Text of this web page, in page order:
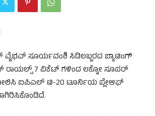
ವೈಭವ್‌ ಸೂರ್ಯವಂಶಿ ಸಿಡಿಲಬ್ಬರದ ಬ್ಯಾಟಿಂಗ್‌
ರಾಯಲ್ಸ್‌ 7 ವಿಕೆಟ್‌ ಗಳಿಂದ ಲಕ್ನೋ ಸೂಪರ್‌
ಸೋಲಿಸಿ ಐಪಿಎಲ್‌ ಟಿ-20 ಟೂರ್ನಿಯ ಪ್ಲೇಆಫ್‌